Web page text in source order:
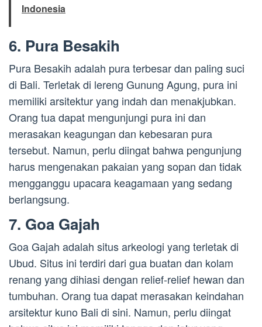
Indonesia
6. Pura Besakih
Pura Besakih adalah pura terbesar dan paling suci
di Bali. Terletak di lereng Gunung Agung, pura ini
memiliki arsitektur yang indah dan menakjubkan.
Orang tua dapat mengunjungi pura ini dan
merasakan keagungan dan kebesaran pura
tersebut. Namun, perlu diingat bahwa pengunjung
harus mengenakan pakaian yang sopan dan tidak
mengganggu upacara keagamaan yang sedang
berlangsung.
7. Goa Gajah
Goa Gajah adalah situs arkeologi yang terletak di
Ubud. Situs ini terdiri dari gua buatan dan kolam
renang yang dihiasi dengan relief-relief hewan dan
tumbuhan. Orang tua dapat merasakan keindahan
arsitektur kuno Bali di sini. Namun, perlu diingat